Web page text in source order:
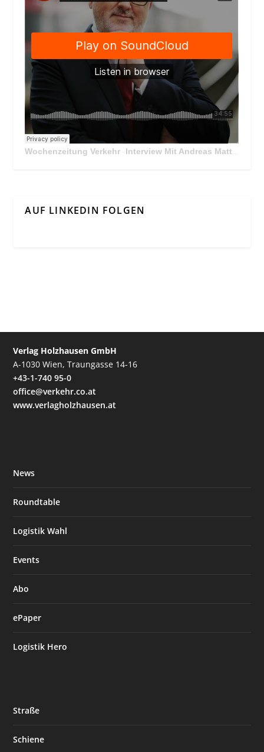
Wochenzeitung Verkehr · Interview Mit Andreas Matthä, CEO der ÖBB Holding
AUF LINKEDIN FOLGEN
Verlag Holzhausen GmbH
A-1030 Wien, Traungasse 14-16
+43-1-740 95-0
office@verkehr.co.at
www.verlagholzhausen.at
News
Roundtable
Logistik Wahl
Events
Abo
ePaper
Logistik Hero
Straße
Schiene